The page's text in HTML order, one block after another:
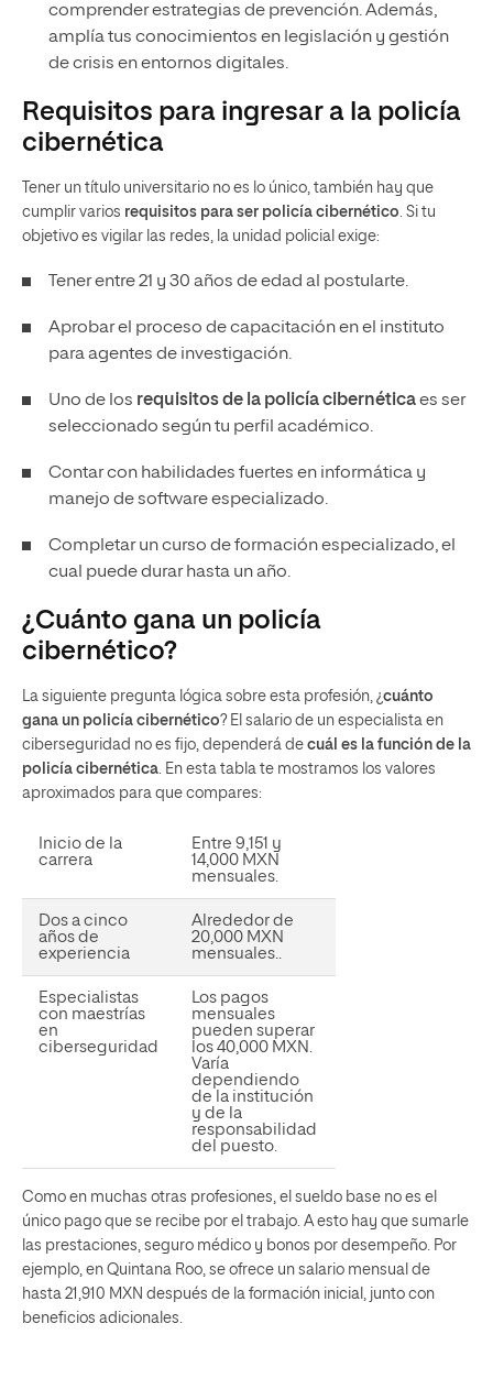
comprender estrategias de prevención. Además,
amplía tus conocimientos en legislación y gestión
de crisis en entornos digitales.
Requisitos para ingresar a la policía
cibernética
Tener un título universitario no es lo único, también hay que
cumplir varios requisitos para ser policía cibernético . Si tu
objetivo es vigilar las redes, la unidad policial exige:
Tener entre 21 y 30 años de edad al postularte.
Aprobar el proceso de capacitación en el instituto
para agentes de investigación.
Uno de los requisitos de la policía cibernéticaes ser
seleccionado según tu perfil académico.
Contar con habilidades fuertes en informática y
manejo de software especializado.
Completar un curso de formación especializado, el
cual puede durar hasta un año.
¿Cuánto gana un policía
cibernético?
La siguiente pregunta lógica sobre esta profesión, ¿cuánto
gana un policía cibernético? El salario de un especialista en
ciberseguridad no es fijo, dependerá de cuál es la función de la
policía cibernética . En esta tabla te mostramos los valores
aproximados para que compares:
Inicio de la
carrera
Entre 9,151 y
14,000 MXN
mensuales.
Dos a cinco
años de
experiencia
Alrededor de
20,000 MXN
mensuales..
Especialistas
con maestrías
en
ciberseguridad
Los pagos
mensuales
pueden superar
los 40,000 MXN.
Varía
dependiendo
de la institución
y de la
responsabilidad
del puesto.
Como en muchas otras profesiones, el sueldo base no es el
único pago que se recibe por el trabajo. A esto hay que sumarle
las prestaciones, seguro médico y bonos por desempeño. Por
ejemplo, en Quintana Roo, se ofrece un salario mensual de
hasta 21,910 MXN después de la formación inicial, junto con
beneficios adicionales.